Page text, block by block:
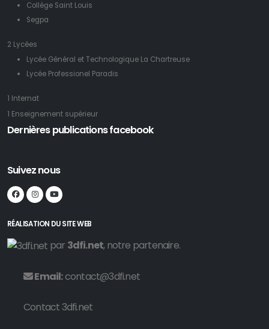
Collège Saint Louis
Segpa
2 Lycées
Lycée Général et Technologique La Chartreuse
Lycée Professionel Paradis
1 Internat
1 Enseignement supérieur
Dernières publications facebook
Suivez nous
RÉALISATION DU SITE WEB
par 3dfi.net, notre partenaire.
Email:contact@3dfi.net
Contact 3dfi.net